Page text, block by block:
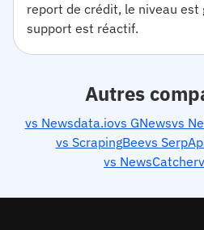
report de crédit, le niveau
support est réactif.
Autres
vs Newsdata.iovs GNewsvs
vs ScrapingBeevs
vs NewsCatcher